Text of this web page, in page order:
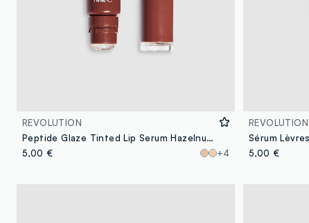
REVOLUTION
Peptide Glaze Tinted Lip Serum Hazelnut Spread
5,00 €
+4
REVOLUTION
5,00 €